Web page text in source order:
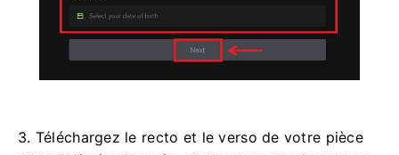
3. Téléchargez le recto et le verso de votre pièce